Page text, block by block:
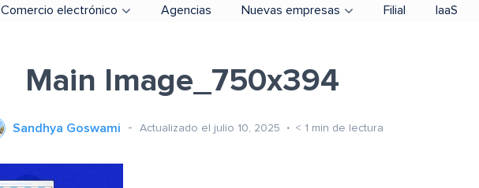
Comercio electrónico Agencias Nuevas empresas Filial IaaS
Main Image_750x394
Sandhya Goswami Actualizado el julio 10, 2025 < 1 min de lectura